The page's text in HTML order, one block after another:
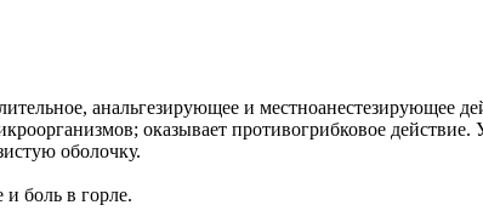
анальгезирующее и местноанестезирующее
оказывает противогрибковое
оболочку.
боль в горле.